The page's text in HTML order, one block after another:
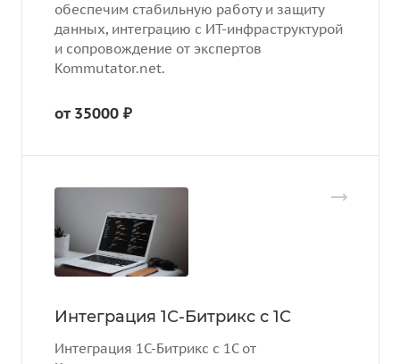
обеспечим стабильную работу и защиту
данных, интеграцию с ИТ-инфраструктурой
и сопровождение от экспертов
Kommutator.net.
от 35000 ₽
Интеграция 1С-Битрикс с 1С
Интеграция 1С-Битрикс с 1С от